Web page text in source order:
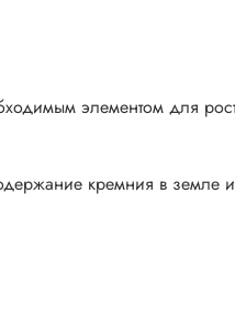
элементом для
кремния в земле и